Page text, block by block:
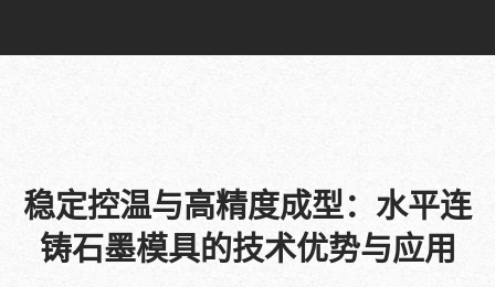
稳定控温与高精度成型：水平连
铸石墨模具的技术优势与应用